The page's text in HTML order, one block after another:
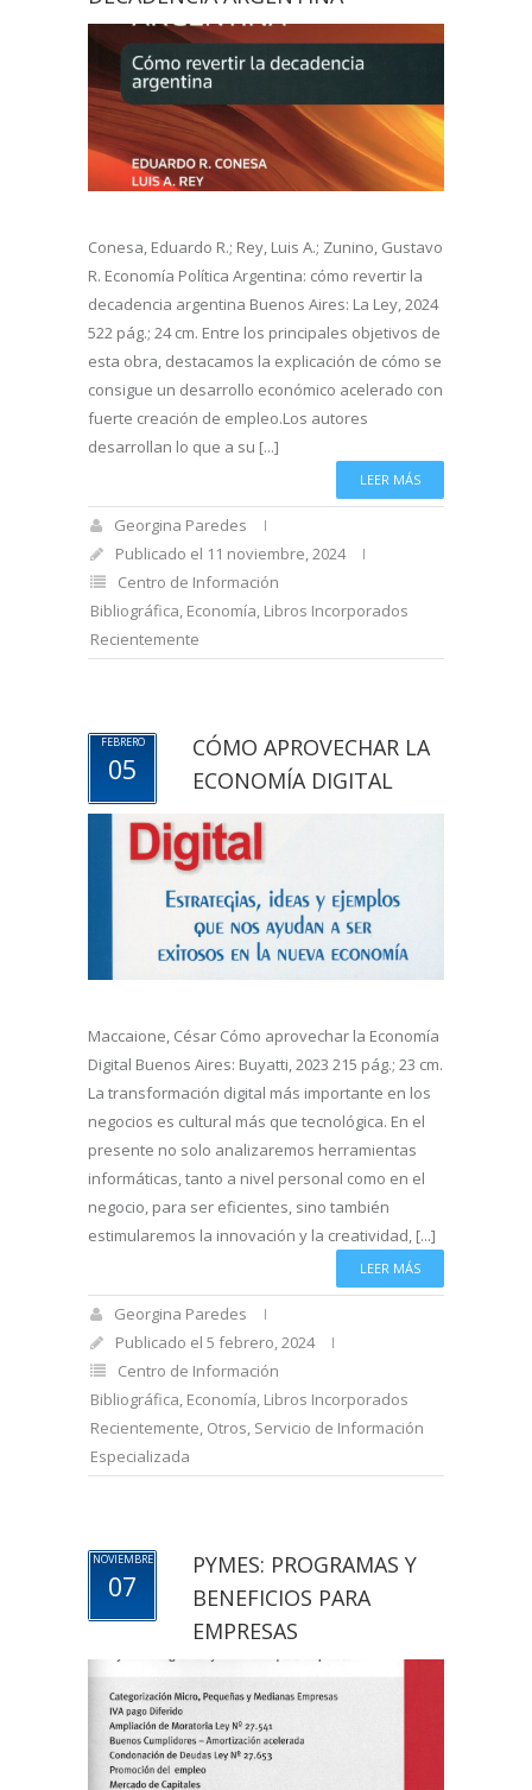
Conesa, Eduardo R.; Rey, Luis A.; Zunino, Gustavo
R. Economía Política Argentina: cómo revertir la
decadencia argentina Buenos Aires: La Ley, 2024
522 pág.; 24 cm. Entre los principales objetivos de
esta obra, destacamos la explicación de cómo se
consigue un desarrollo económico acelerado con
fuerte creación de empleo.​Los autores
desarrollan lo que a su [...]
LEER MÁS
Georgina Paredes
Publicado el 11 noviembre, 2024
Centro de Información
Bibliográfica, Economía, Libros Incorporados
Recientemente
FEBRERO
05
CÓMO APROVECHAR LA
ECONOMÍA DIGITAL
Maccaione, César Cómo aprovechar la Economía
Digital Buenos Aires: Buyatti, 2023 215 pág.; 23 cm.
La transformación digital más importante en los
negocios es cultural más que tecnológica. En el
presente no solo analizaremos herramientas
informáticas, tanto a nivel personal como en el
negocio, para ser eficientes, sino también
estimularemos la innovación y la creatividad, [...]
LEER MÁS
Georgina Paredes
Publicado el 5 febrero, 2024
Centro de Información
Bibliográfica, Economía, Libros Incorporados
Recientemente, Otros, Servicio de Información
Especializada
NOVIEMBRE
07
PYMES: PROGRAMAS Y
BENEFICIOS PARA
EMPRESAS